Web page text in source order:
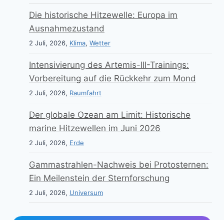
Die historische Hitzewelle: Europa im
Ausnahmezustand
2 Juli, 2026, Klima, Wetter
Intensivierung des Artemis-III-Trainings:
Vorbereitung auf die Rückkehr zum Mond
2 Juli, 2026, Raumfahrt
Der globale Ozean am Limit: Historische
marine Hitzewellen im Juni 2026
2 Juli, 2026, Erde
Gammastrahlen-Nachweis bei Protosternen:
Ein Meilenstein der Sternforschung
2 Juli, 2026, Universum